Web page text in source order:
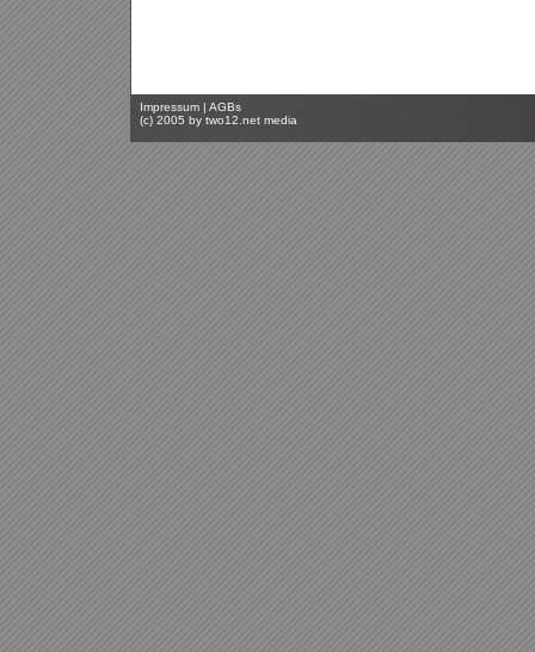
Impressum | AGBs
(c) 2005 by two12.net media